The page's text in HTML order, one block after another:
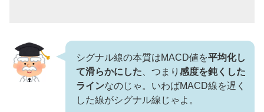
シグナル線の本質はMACD値を平均化し
て滑らかにした 、つまり 感度を鈍くした
ラインなのじゃ。いわばMACD線を遅く
した線がシグナル線じゃよ。